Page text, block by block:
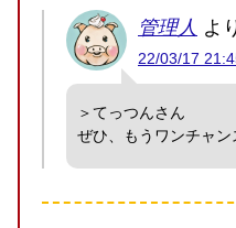
管理人 よ
22/03/17
＞てっつんさん
ぜひ、もうワンチャン